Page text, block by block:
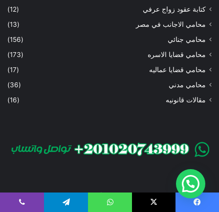
كتابة عقود زواج عرفي
(12)
محامي الاجانب في مصر
(13)
محامي جنائي
(156)
محامي قضايا الاسره
(173)
محامي قضايا عماليه
(17)
محامي مدني
(36)
مقالات قانونيه
(16)